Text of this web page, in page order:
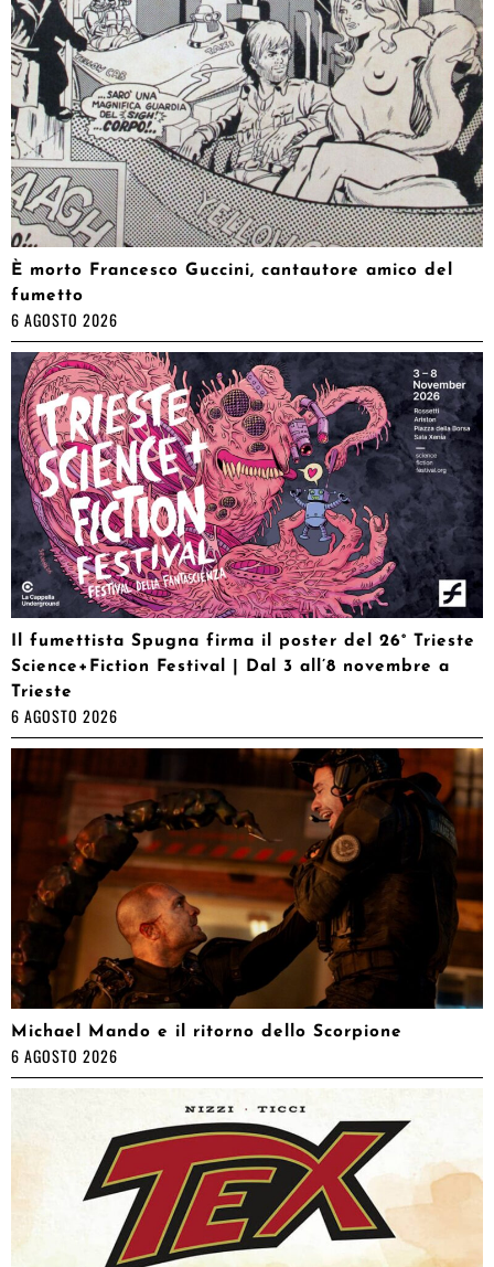
È morto Francesco Guccini, cantautore amico del
fumetto
6 AGOSTO 2026
Il fumettista Spugna firma il poster del 26° Trieste
Science+Fiction Festival | Dal 3 all’8 novembre a
Trieste
6 AGOSTO 2026
Michael Mando e il ritorno dello Scorpione
6 AGOSTO 2026